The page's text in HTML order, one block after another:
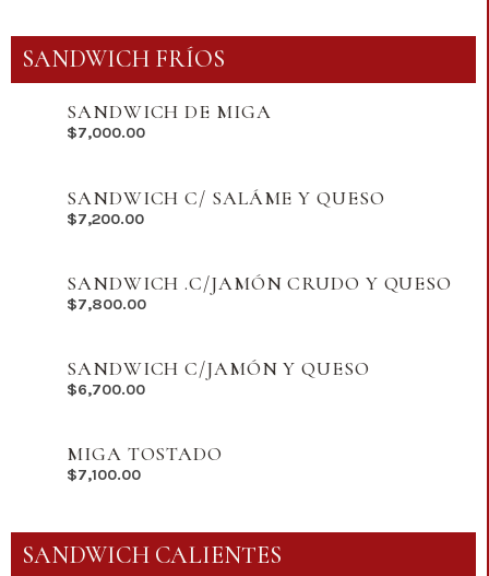
SANDWICH FRÍOS
SANDWICH DE MIGA
$7,000.00
SANDWICH C/ SALÁME Y QUESO
$7,200.00
SANDWICH .C/JAMÓN CRUDO Y QUESO
$7,800.00
SANDWICH C/JAMÓN Y QUESO
$6,700.00
MIGA TOSTADO
$7,100.00
SANDWICH CALIENTES